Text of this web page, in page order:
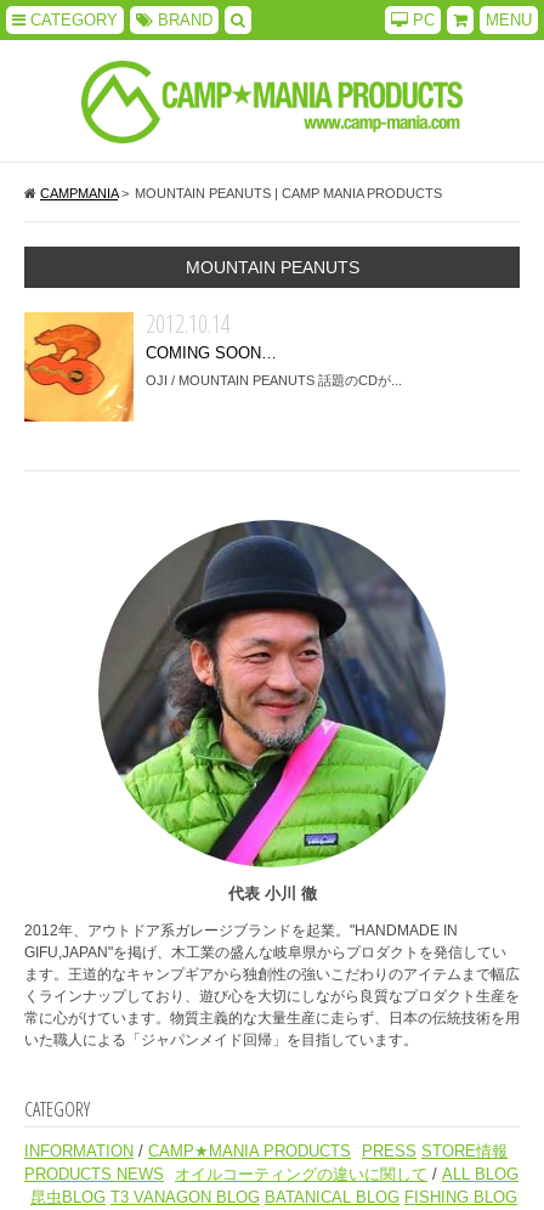
CATEGORY BRAND MENU
PC
CAMPMANIA> MOUNTAIN PEANUTS | CAMP MANIA PRODUCTS
MOUNTAIN PEANUTS
2012.10.14
COMING SOON…
OJI / MOUNTAIN PEANUTS 話題のCDが...
代表 小川 徹
2012年、アウトドア系ガレージブランドを起業。"HANDMADE IN
GIFU,JAPAN"を掲げ、木工業の盛んな岐阜県からプロダクトを発信してい
ます。王道的なキャンプギアから独創性の強いこだわりのアイテムまで幅広
くラインナップしており、遊び心を大切にしながら良質なプロダクト生産を
常に心がけています。物質主義的な大量生産に走らず、日本の伝統技術を用
いた職人による「ジャパンメイド回帰」を目指しています。
CATEGORY
INFORMATION CAMP★MANIA PRODUCTS PRESS STORE情報
PRODUCTS NEWS
オイルコーティングの違いに関して
ALL BLOG
昆虫BLOG T3 VANAGON BLOG BATANICAL BLOG FISHING BLOG